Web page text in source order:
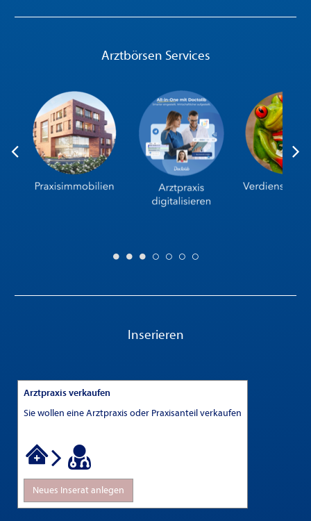
Arztbörsen Services
Inserieren
Arztpraxis verkaufen
Sie wollen eine Arztpraxis oder Praxisanteil verkaufen
Neues Inserat anlegen